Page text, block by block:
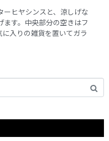
ーヒヤシンスと、涼しげな
す。中央部分の空きはフ
入りの雑貨を置いてガラ